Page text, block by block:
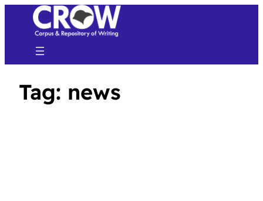
Tag: news